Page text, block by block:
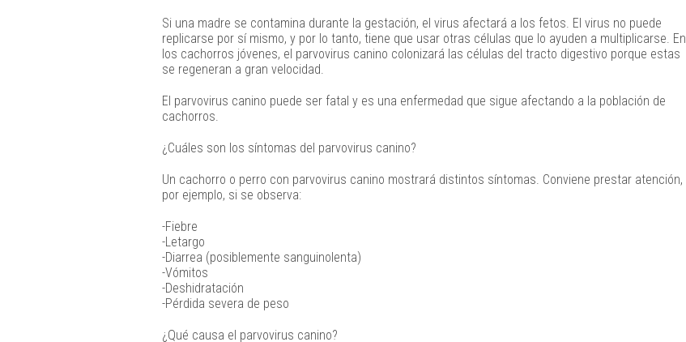
Si una madre se contamina durante la gestación, el virus afectará a los fetos. El virus no puede
replicarse por sí mismo, y por lo tanto, tiene que usar otras células que lo ayuden a multiplicarse. En
los cachorros jóvenes, el parvovirus canino colonizará las células del tracto digestivo porque estas
se regeneran a gran velocidad.
El parvovirus canino puede ser fatal y es una enfermedad que sigue afectando a la población de
cachorros.
¿Cuáles son los síntomas del parvovirus canino?
Un cachorro o perro con parvovirus canino mostrará distintos síntomas. Conviene prestar atención,
por ejemplo, si se observa:
-Fiebre
-Letargo
-Diarrea (posiblemente sanguinolenta)
-Vómitos
-Deshidratación
-Pérdida severa de peso
¿Qué causa el parvovirus canino?